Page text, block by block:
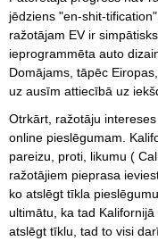
jēdziens "en-shit-
ražotājam EV ir
ieprogrammēta auto
Domājams, tāpēc
uz ausīm attiecībā uz
Otrkārt, ražotāju
online pieslēgumam.
pareizu, proti, likumu (
ražotājiem pieprasa
ko atslēgt tīkla
ultimātu, ka tad
atslēgt tīklu, tad to visi